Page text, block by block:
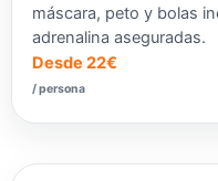
máscara, peto y bolas
adrenalina aseguradas.
Desde 22€
/ persona